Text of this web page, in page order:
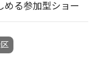
める参加型ショー